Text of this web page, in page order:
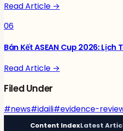
Read Article →
06
Bán Kết ASEAN Cup 2026:
Read Article →
Filed Under
#news#idaili#evidence-
Content IndexLatest